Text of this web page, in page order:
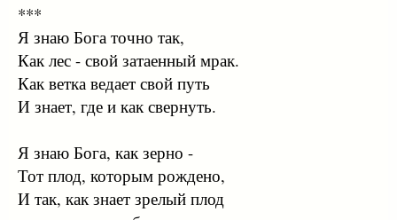
***
Я знаю Бога точно так,
Как лес - свой затаенный мрак.
Как ветка ведает свой путь
И знает, где и как свернуть.
Я знаю Бога, как зерно -
Тот плод, которым рождено,
И так, как знает зрелый плод